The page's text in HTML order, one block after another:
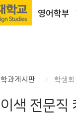
영어학부
학과게시판 학생회
이색 전문직